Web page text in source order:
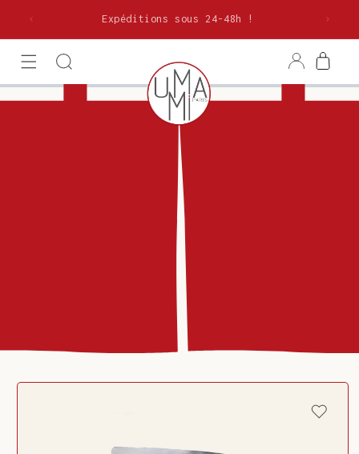
passer
Expéditions sous 24-48h !
ConnexionPanier
Passer aux